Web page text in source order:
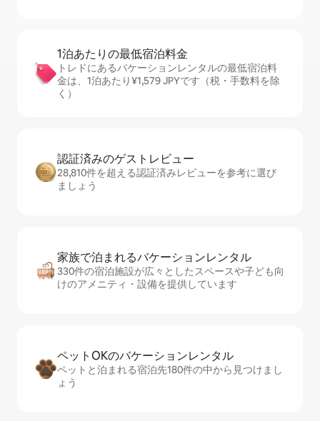
1泊あたりの最⁠低⁠宿⁠泊⁠料⁠金
トレドにあるバケーションレンタルの最低宿泊料
金は、1泊あたり¥1,579 JPYです（税・手数料を除
く）
認証済みのゲ⁠ス⁠ト⁠レ⁠ビ⁠ュ⁠ー
28,810件を超える認証済みレビューを参考に選び
ましょう
家族で泊まれるバ⁠ケ⁠ー⁠シ⁠ョ⁠ンレ⁠ン⁠タ⁠ル
330件の宿泊施設が広々としたスペースや子ども向
けのアメニティ・設備を提供しています
ペットOKのバ⁠ケ⁠ー⁠シ⁠ョ⁠ンレ⁠ン⁠タ⁠ル
ペットと泊まれる宿泊先180件の中から見つけまし
ょう